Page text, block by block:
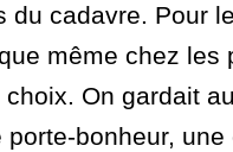
du cadavre. Pour
même chez les
choix. On gardait
porte-bonheur,